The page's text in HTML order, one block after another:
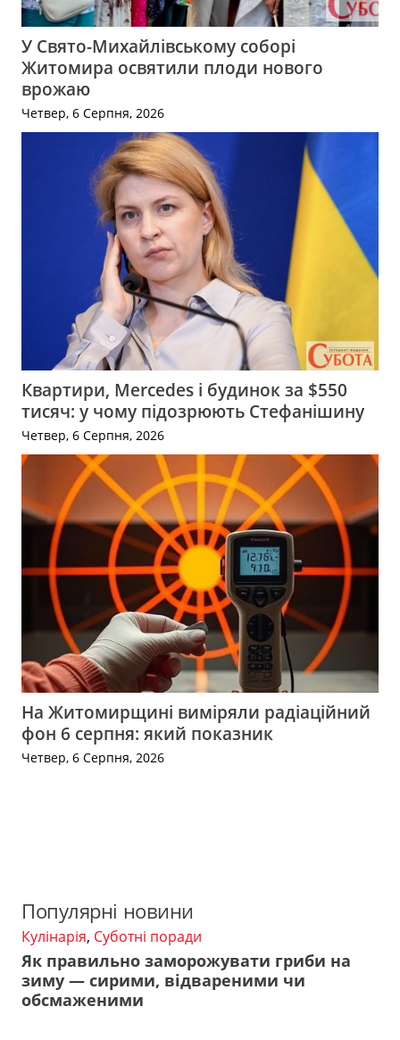
У Свято-Михайлівському соборі
Житомира освятили плоди нового
врожаю
Четвер, 6 Серпня, 2026
Квартири, Mercedes і будинок за $550
тисяч: у чому підозрюють Стефанішину
Четвер, 6 Серпня, 2026
На Житомирщині виміряли радіаційний
фон 6 серпня: який показник
Четвер, 6 Серпня, 2026
Популярні новини
Кулінарія, Суботні поради
Як правильно заморожувати гриби на
зиму — сирими, відвареними чи
обсмаженими